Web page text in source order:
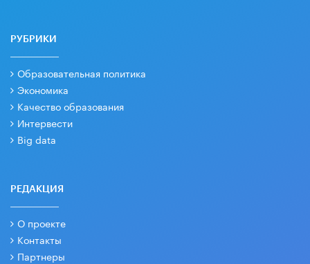
РУБРИКИ
Образовательная политика
Экономика
Качество образования
Интервести
Big data
РЕДАКЦИЯ
О проекте
Контакты
Партнеры